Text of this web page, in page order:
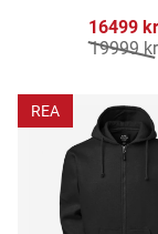
16499 kr
19999 kr
REA